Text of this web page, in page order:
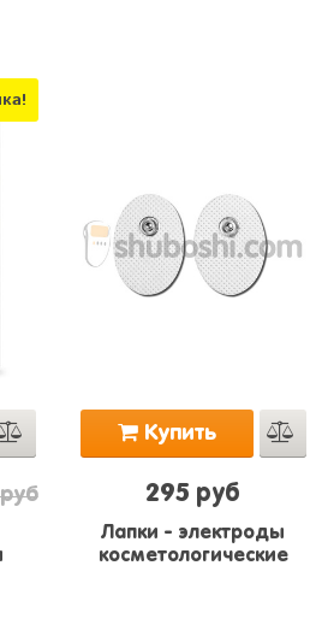
Купить
295 руб
Лапки - электроды
косметологические